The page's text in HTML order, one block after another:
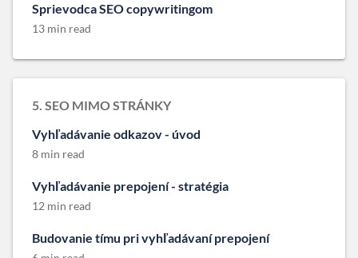
Sprievodca SEO copywritingom
13 min read
5. SEO MIMO STRÁNKY
Vyhľadávanie odkazov - úvod
8 min read
Vyhľadávanie prepojení - stratégia
12 min read
Budovanie tímu pri vyhľadávaní prepojení